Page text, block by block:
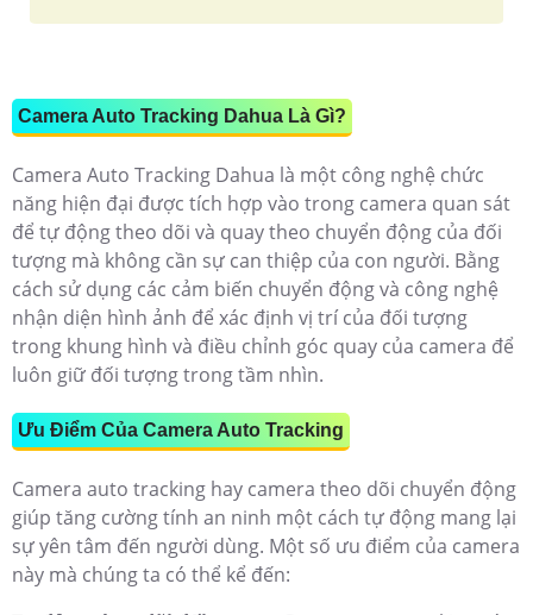
Camera Auto Tracking Dahua Là Gì?
Camera Auto Tracking Dahua là một công nghệ chức
năng hiện đại được tích hợp vào trong camera quan sát
để tự động theo dõi và quay theo chuyển động của đối
tượng mà không cần sự can thiệp của con người. Bằng
cách sử dụng các cảm biến chuyển động và công nghệ
nhận diện hình ảnh để xác định vị trí của đối tượng
trong khung hình và điều chỉnh góc quay của camera để
luôn giữ đối tượng trong tầm nhìn.
Ưu Điểm Của Camera Auto Tracking
Camera auto tracking hay camera theo dõi chuyển động
giúp tăng cường tính an ninh một cách tự động mang lại
sự yên tâm đến người dùng. Một số ưu điểm của camera
này mà chúng ta có thể kể đến: